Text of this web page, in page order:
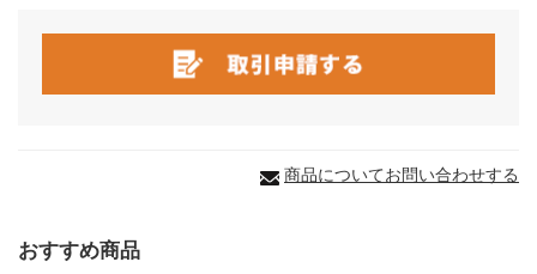
商品についてお問い合わせする
おすすめ商品